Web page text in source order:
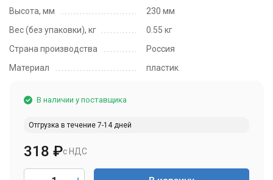
Высота, мм
230 мм
Вес (без упаковки), кг
0.55 кг
Страна производства
Россия
Материал
пластик
В наличии у поставщика
Отгрузка в течение 7-14 дней
с НДС
318 ₽